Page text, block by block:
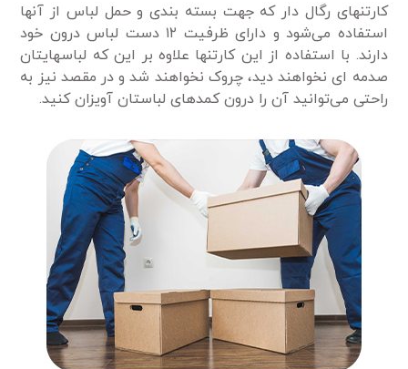
کارتنهای رگال دار که جهت بسته بندی و حمل لباس از آنها
استفاده می‌شود و دارای ظرفیت ۱۲ دست لباس درون خود
دارند. با استفاده از این کارتنها علاوه بر این که لباسهایتان
صدمه ای نخواهند دید، چروک نخواهند شد و در مقصد نیز به
راحتی می‌توانید آن را درون کمدهای لباستان آویزان کنید.